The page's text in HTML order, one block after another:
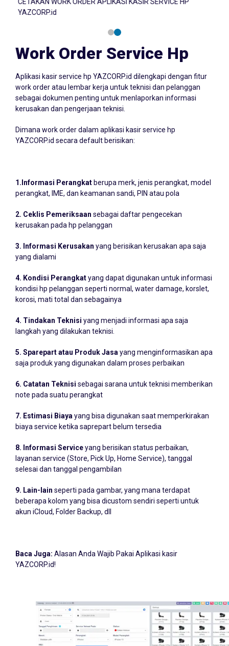
YAZCORP.id
Work Order Service Hp
work order atau lembar kerja untuk teknisi dan pelanggan
sebagai dokumen penting untuk menlaporkan informasi
kerusakan dan pengerjaan teknisi.
YAZCORP.id secara default berisikan:
perangkat, IME, dan keamanan sandi, PIN atau pola
kerusakan pada hp pelanggan
yang dialami
kondisi hp pelanggan seperti normal, water damage, korslet,
korosi, mati total dan sebagainya
langkah yang dilakukan teknisi.
saja produk yang digunakan dalam proses perbaikan
note pada suatu perangkat
biaya service ketika saprepart belum tersedia
layanan service (Store, Pick Up, Home Service), tanggal
selesai dan tanggal pengambilan
beberapa kolom yang bisa dicustom sendiri seperti untuk
akun iCloud, Folder Backup, dll
YAZCORP.id!